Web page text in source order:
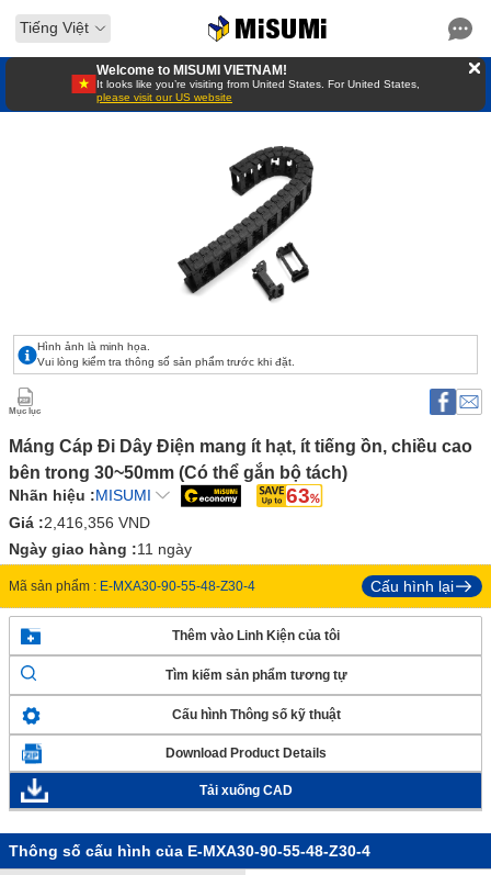
Tiếng Việt
Welcome to MISUMI VIETNAM!
It looks like you’re visiting from United States. For United States,
please visit our US website
Hình ảnh là minh họa.
Vui lòng kiểm tra thông số sản phẩm trước khi đặt.
Mục lục
Máng Cáp Đi Dây Điện mang ít hạt, ít tiếng ồn, chiều cao
bên trong 30~50mm (Có thể gắn bộ tách)
Nhãn hiệu :MISUMI 63
Giá :2,416,356 VND
Ngày giao hàng :11 ngày
Mã sản phẩm : E-MXA30-90-55-48-Z30-4 Cấu hình lại
Thêm vào Linh Kiện của tôi
Tìm kiếm sản phẩm tương tự
Cấu hình Thông số kỹ thuật
Download Product Details
Tải xuống CAD
Thông số cấu hình của E-MXA30-90-55-48-Z30-4